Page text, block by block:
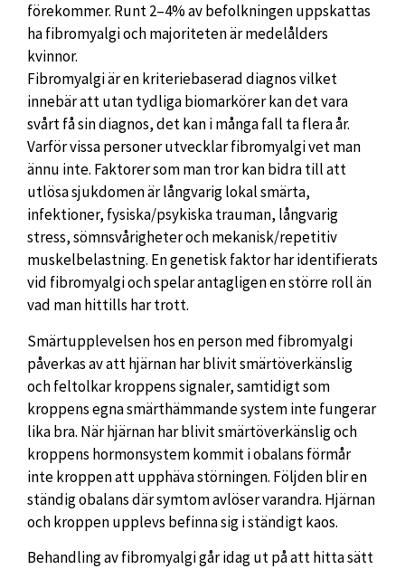
förekommer. Runt 2–4% av befolkningen uppskattas
ha fibromyalgi och majoriteten är medelålders
kvinnor.
Fibromyalgi är en kriteriebaserad diagnos vilket
innebär att utan tydliga biomarkörer kan det vara
svårt få sin diagnos, det kan i många fall ta flera år.
Varför vissa personer utvecklar fibromyalgi vet man
ännu inte. Faktorer som man tror kan bidra till att
utlösa sjukdomen är långvarig lokal smärta,
infektioner, fysiska/psykiska trauman, långvarig
stress, sömnsvårigheter och mekanisk/repetitiv
muskelbelastning. En genetisk faktor har identifierats
vid fibromyalgi och spelar antag­ligen en större roll än
vad man hittills har trott.
Smärtupplevelsen hos en person med fibromyalgi
påverkas av att hjärnan har blivit smärtöverkänslig
och feltolkar kroppens signaler, samtidigt som
kroppens egna smärthämmande system inte fungerar
lika bra. När hjärnan har blivit smärtöverkänslig och
kroppens hormonsystem kommit i obalans förmår
inte kroppen att upphäva störningen. Följden blir en
ständig obalans där symtom avlöser varandra. Hjärnan
och kroppen upplevs befinna sig i ständigt kaos.
Behandling av fibromyalgi går idag ut på att hitta sätt